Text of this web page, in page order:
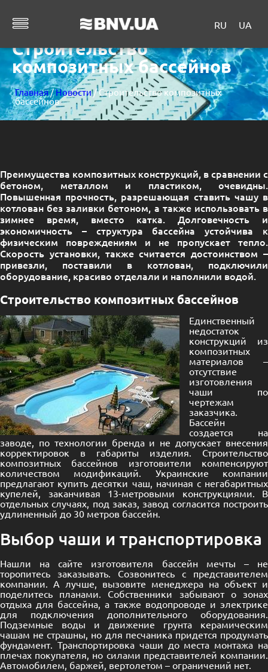
RU UA
Строительство
композитных бассейнов
Главная/Новости/ Строительство композитных
бассейнов
Преимущества композитных конструкций, в сравнении с
бетоном, металлом и пластиком, очевидны.
Повышенная прочность, разрешающая ставить чашу в
котлован без заливки бетоном, а также использовать в
зимнее время, вместо катка. Долговечность и
экономичность – структура бассейна устойчива к
физическим повреждениям и не пропускает тепло.
Скорость установки, также считается достоинством –
привезли, поставили в котлован, подключили
оборудование, красиво отделали и наполнили водой.
Строительство композитных бассейнов
Единственный
недостаток
конструкций из
композитных
материалов –
отсутствие
изготовления
чаши по
чертежам
заказчика.
Бассейн
создается на
заводе, по технологии бренда и не допускает внесения
корректировок в габариты изделия. Строительство
композитных бассейнов изготовители компенсируют
количеством модификаций. Украинские компании
предлагают купить десятки чаш, начиная с негабаритных
купелей, заканчивая 13-метровыми конструкциями. В
отдельных случаях, под заказ, завод согласится построить
удлиненный до 30 метров бассейн.
Выбор чаши и транспортировка
Нашли на сайте изготовителя бассейн мечты – не
торопитесь заказывать. Созвонитесь с представителем
компании. А лучше, вызовите менеджера на объект и
поделитесь планами. Собственники забывают о зонах
отдыха для бассейна, а также водопроводе и электрике
для подключения дополнительного оборудования.
Подземные воды и движение грунта керамическим
чашам не страшны, но для песчаника придется продумать
фундамент. Транспортировка чаши до места монтажа на
плечах покупателя, но силами представителей компании.
Автомобилем, баржей, вертолетом – ограничений нет.